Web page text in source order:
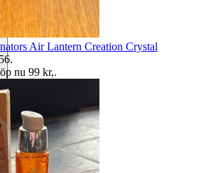
Air Lantern Creation Crystal
.
nu 99 kr,.